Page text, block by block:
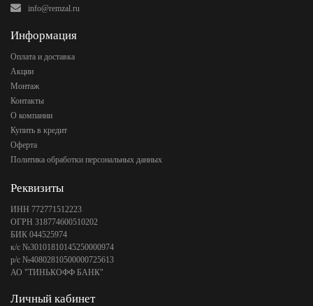
info@remzal.ru
Информация
Оплата и доставка
Акции
Монтаж
Контакты
О компании
Купить в кредит
Оферта
Политика обработки персональных данных
Реквизиты
ИНН 772771512223
ОГРН 318774600510202
БИК 044525974
к/с №30101810145250000974
р/с №40802810500000725613
АО "ТИНЬКОФФ БАНК"
Личный кабинет